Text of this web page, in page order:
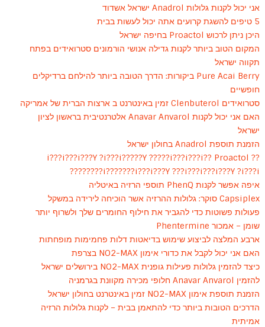
אני יכול לקנות גלולות Anadrol ישראל אשדוד
5 טיפים להשגת קרועים אתה יכול לעשות בבית
היכן ניתן לרכוש Proactol בחיפה ישראל
המקום הטוב ביותר לקנות גדילה אנושי הורמונים סטרואידים בפתח
תקווה ישראל
Pure Acai Berry ביקורות: הדרך הטובה ביותר להילחם ברדיקלים
חופשיים
סטרואידים Clenbuterol זמין באינטרנט ב ארצות הברית של אמריקה
האם אני יכול לקנות Anavar Anvarol אלטרנטיבית בראשון לציון
ישראל
הזמנת תוספת Anadrol בחולון ישראל
?i???i???i???Y ?i???i?????Y ?????i???i???i?? Proactol ?
i???????i???i???Y ???i???i???i???Y ?i???i????????
איפה אפשר לקנות PhenQ תוספי הרזיה באיטליה
Capsiplex סוקר: גלולות ההרזיה אשר הוכיחה לירידה במשקל
פעולות פשוטות כדי להגביר את חילוף החומרים שלך ולשרוף יותר
שומן – אמכור Phentermine
ארבע המלצה לביצוע שימוש בדיאטות דלות פחמימות מופחתות
האם אני יכול לקבל את כדורי אימון NO2-MAX בצרפת
כיצד להזמין גלולות פעילות גופנית NO2-MAX בירושלים ישראל
להזמין Anavar Anvarol חלופי מכירה מקוונת בגרמניה
הזמנת תוספת אימון NO2-MAX זמין באינטרנט בחולון ישראל
הדרכים הטובות ביותר כדי להתאמן בבית – לקנות גלולות הרזיה
אמיתית